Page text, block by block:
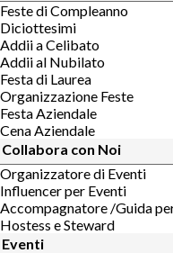
Feste di Compleanno
Diciottesimi
Addii a Celibato
Addii al Nubilato
Festa di Laurea
Organizzazione Feste
Festa Aziendale
Cena Aziendale
Collabora con Noi
Organizzatore di Eventi
Influencer per Eventi
Accompagnatore /Guida
Hostess e Steward
Eventi